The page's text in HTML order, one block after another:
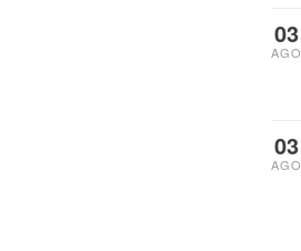
03
AGO
03
AGO